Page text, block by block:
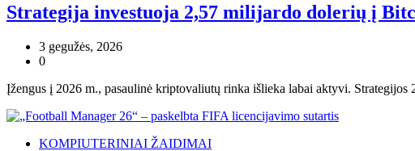
Strategija investuoja 2,57 milijardo dolerių į
3 gegužės, 2026
0
Įžengus į 2026 m., pasaulinė kriptovaliutų rinka išlieka labai aktyvi.
KOMPIUTERINIAI ŽAIDIMAI